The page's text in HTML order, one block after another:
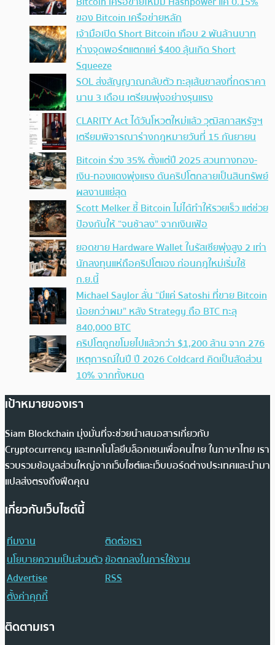
ของ Bitcoin เครือข่ายหลัก
เจ้ามือเปิด Short Bitcoin เกือบ 2 พันล้านบาท
ห่างจุดพอร์ตแตกแค่ $400 ลุ้นเกิด Short
Squeeze
SOL ส่งสัญญาณกลับตัว ทะลุเส้นขาลงที่กดราคา
นาน 3 เดือน เตรียมพุ่งอย่างรุนแรง
CLARITY Act ได้วันโหวตใหม่แล้ว วุฒิสภาสหรัฐฯ
เตรียมพิจารณาร่างกฎหมายวันที่ 15 กันยายน
Bitcoin ร่วง 35% ตั้งแต่ปี 2025 สวนทางทอง-
เงิน-ทองแดงพุ่งแรง ดันคริปโตกลายเป็นสินทรัพย์
ผลงานแย่สุด
Scott Melker ชี้ Bitcoin ไม่ได้ทำให้รวยเร็ว แต่ช่วย
ป้องกันให้ “จนช้าลง” จากเงินเฟ้อ
ยอดขาย Hardware Wallet ในรัสเซียพุ่งสูง 2 เท่า
นักลงทุนแห่ถือคริปโตเอง ก่อนกฎใหม่เริ่มใช้
ก.ย.นี้
Michael Saylor ลั่น “มีแค่ Satoshi ที่ขาย Bitcoin
น้อยกว่าผม” หลัง Strategy ถือ BTC ทะลุ
840,000 BTC
คริปโตถูกขโมยไปแล้วกว่า $1,200 ล้าน จาก 276
เหตุการณ์ในปี ปี 2026 Coldcard คิดเป็นสัดส่วน
10% จากทั้งหมด
เป้าหมายของเรา
Siam Blockchain มุ่งมั่นที่จะช่วยนำเสนอสารเกี่ยวกับ
Cryptocurrency และเทคโนโลยีบล็อกเชนเพื่อคนไทย ในภาษาไทย เรา
รวบรวมข้อมูลส่วนใหญ่จากเว็บไซต์และเว็บบอร์ดต่างประเทศและนำมา
แปลส่งตรงถึงฟีดคุณ
เกี่ยวกับเว็บไซต์นี้
ทีมงาน
ติดต่อเรา
นโยบายความเป็นส่วนตัวข้อตกลงในการใช้งาน
Advertise
RSS
ตั้งค่าคุกกี้
ติดตามเรา